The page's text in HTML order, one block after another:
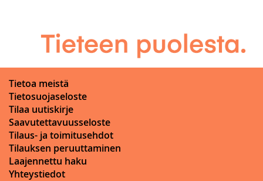
Tietoa meistä
Tietosuojaseloste
Tilaa uutiskirje
Saavutettavuusseloste
Tilaus- ja toimitusehdot
Tilauksen peruuttaminen
Laajennettu haku
Yhteystiedot